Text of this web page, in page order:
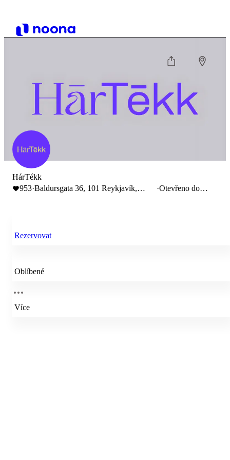
HárTékk
953·Baldursgata 36, 101 Reykjavík,
·Otevřeno do
Rezervovat
Oblíbené
Více